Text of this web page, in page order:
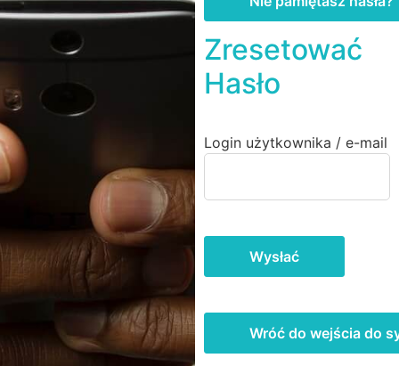
Zresetować
Hasło
Login użytkownika / e-mail
Wysłać
Wróć do wejścia do